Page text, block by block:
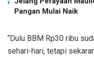
Pangan Mulai Naik
“Dulu BBM Rp30 ribu
sehari-hari, tetapi